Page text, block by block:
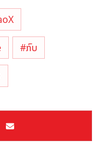
#ກົບ